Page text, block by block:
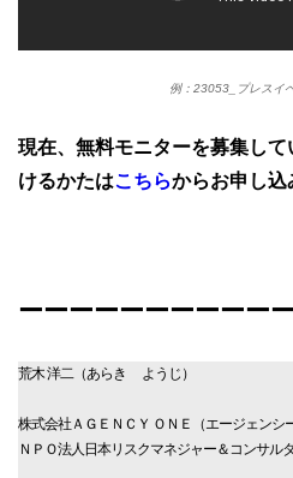
例：23053_プレスイ
現在、無料モニターを募集し
けるかたはこちらからお申し込
ーーーーーーーーーー
荒木 洋二（あらき ようじ）
株式会社ＡＧＥＮＣＹ ＯＮＥ（エージェン
ＮＰＯ法人日本リスクマネジャー＆コンサル